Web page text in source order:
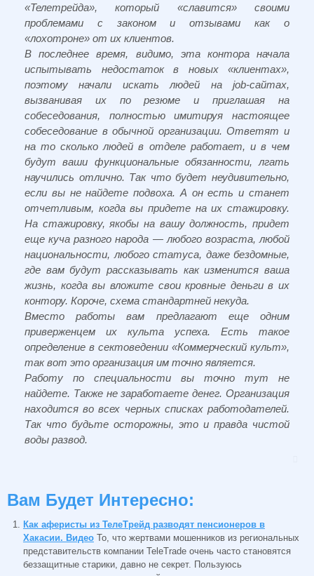
«Телетрейда», который «славится» своими
проблемами с законом и отзывами как о
«лохотроне» от их клиентов.
В последнее время, видимо, эта контора начала
испытывать недостаток в новых «клиентах»,
поэтому начали искать людей на job-сайтах,
вызванивая их по резюме и приглашая на
собеседования, полностью имитируя настоящее
собеседование в обычной организации. Ответят и
на то сколько людей в отделе работает, и в чем
будут ваши функциональные обязанности, лгать
научились отлично. Так что будет неудивительно,
если вы не найдете подвоха. А он есть и станет
отчетливым, когда вы придете на их стажировку.
На стажировку, якобы на вашу должность, придет
еще куча разного народа — любого возраста, любой
национальности, любого статуса, даже бездомные,
где вам будут рассказывать как изменится ваша
жизнь, когда вы вложите свои кровные деньги в их
контору. Короче, схема стандартней некуда.
Вместо работы вам предлагают еще одним
приверженцем их культа успеха. Есть такое
определение в сектоведении «Коммерческий культ»,
так вот это организация им точно является.
Работу по специальности вы точно тут не
найдете. Также не заработаете денег. Организация
находится во всех черных списках работодателей.
Так что будьте осторожны, это и правда чистой
воды развод.
Вам Будет Интересно:
Как аферисты из ТелеТрейд разводят пенсионеров в
Хакасии. Видео То, что жертвами мошенников из региональных
представительств компании TeleTrade очень часто становятся
беззащитные старики, давно не секрет. Пользуюсь